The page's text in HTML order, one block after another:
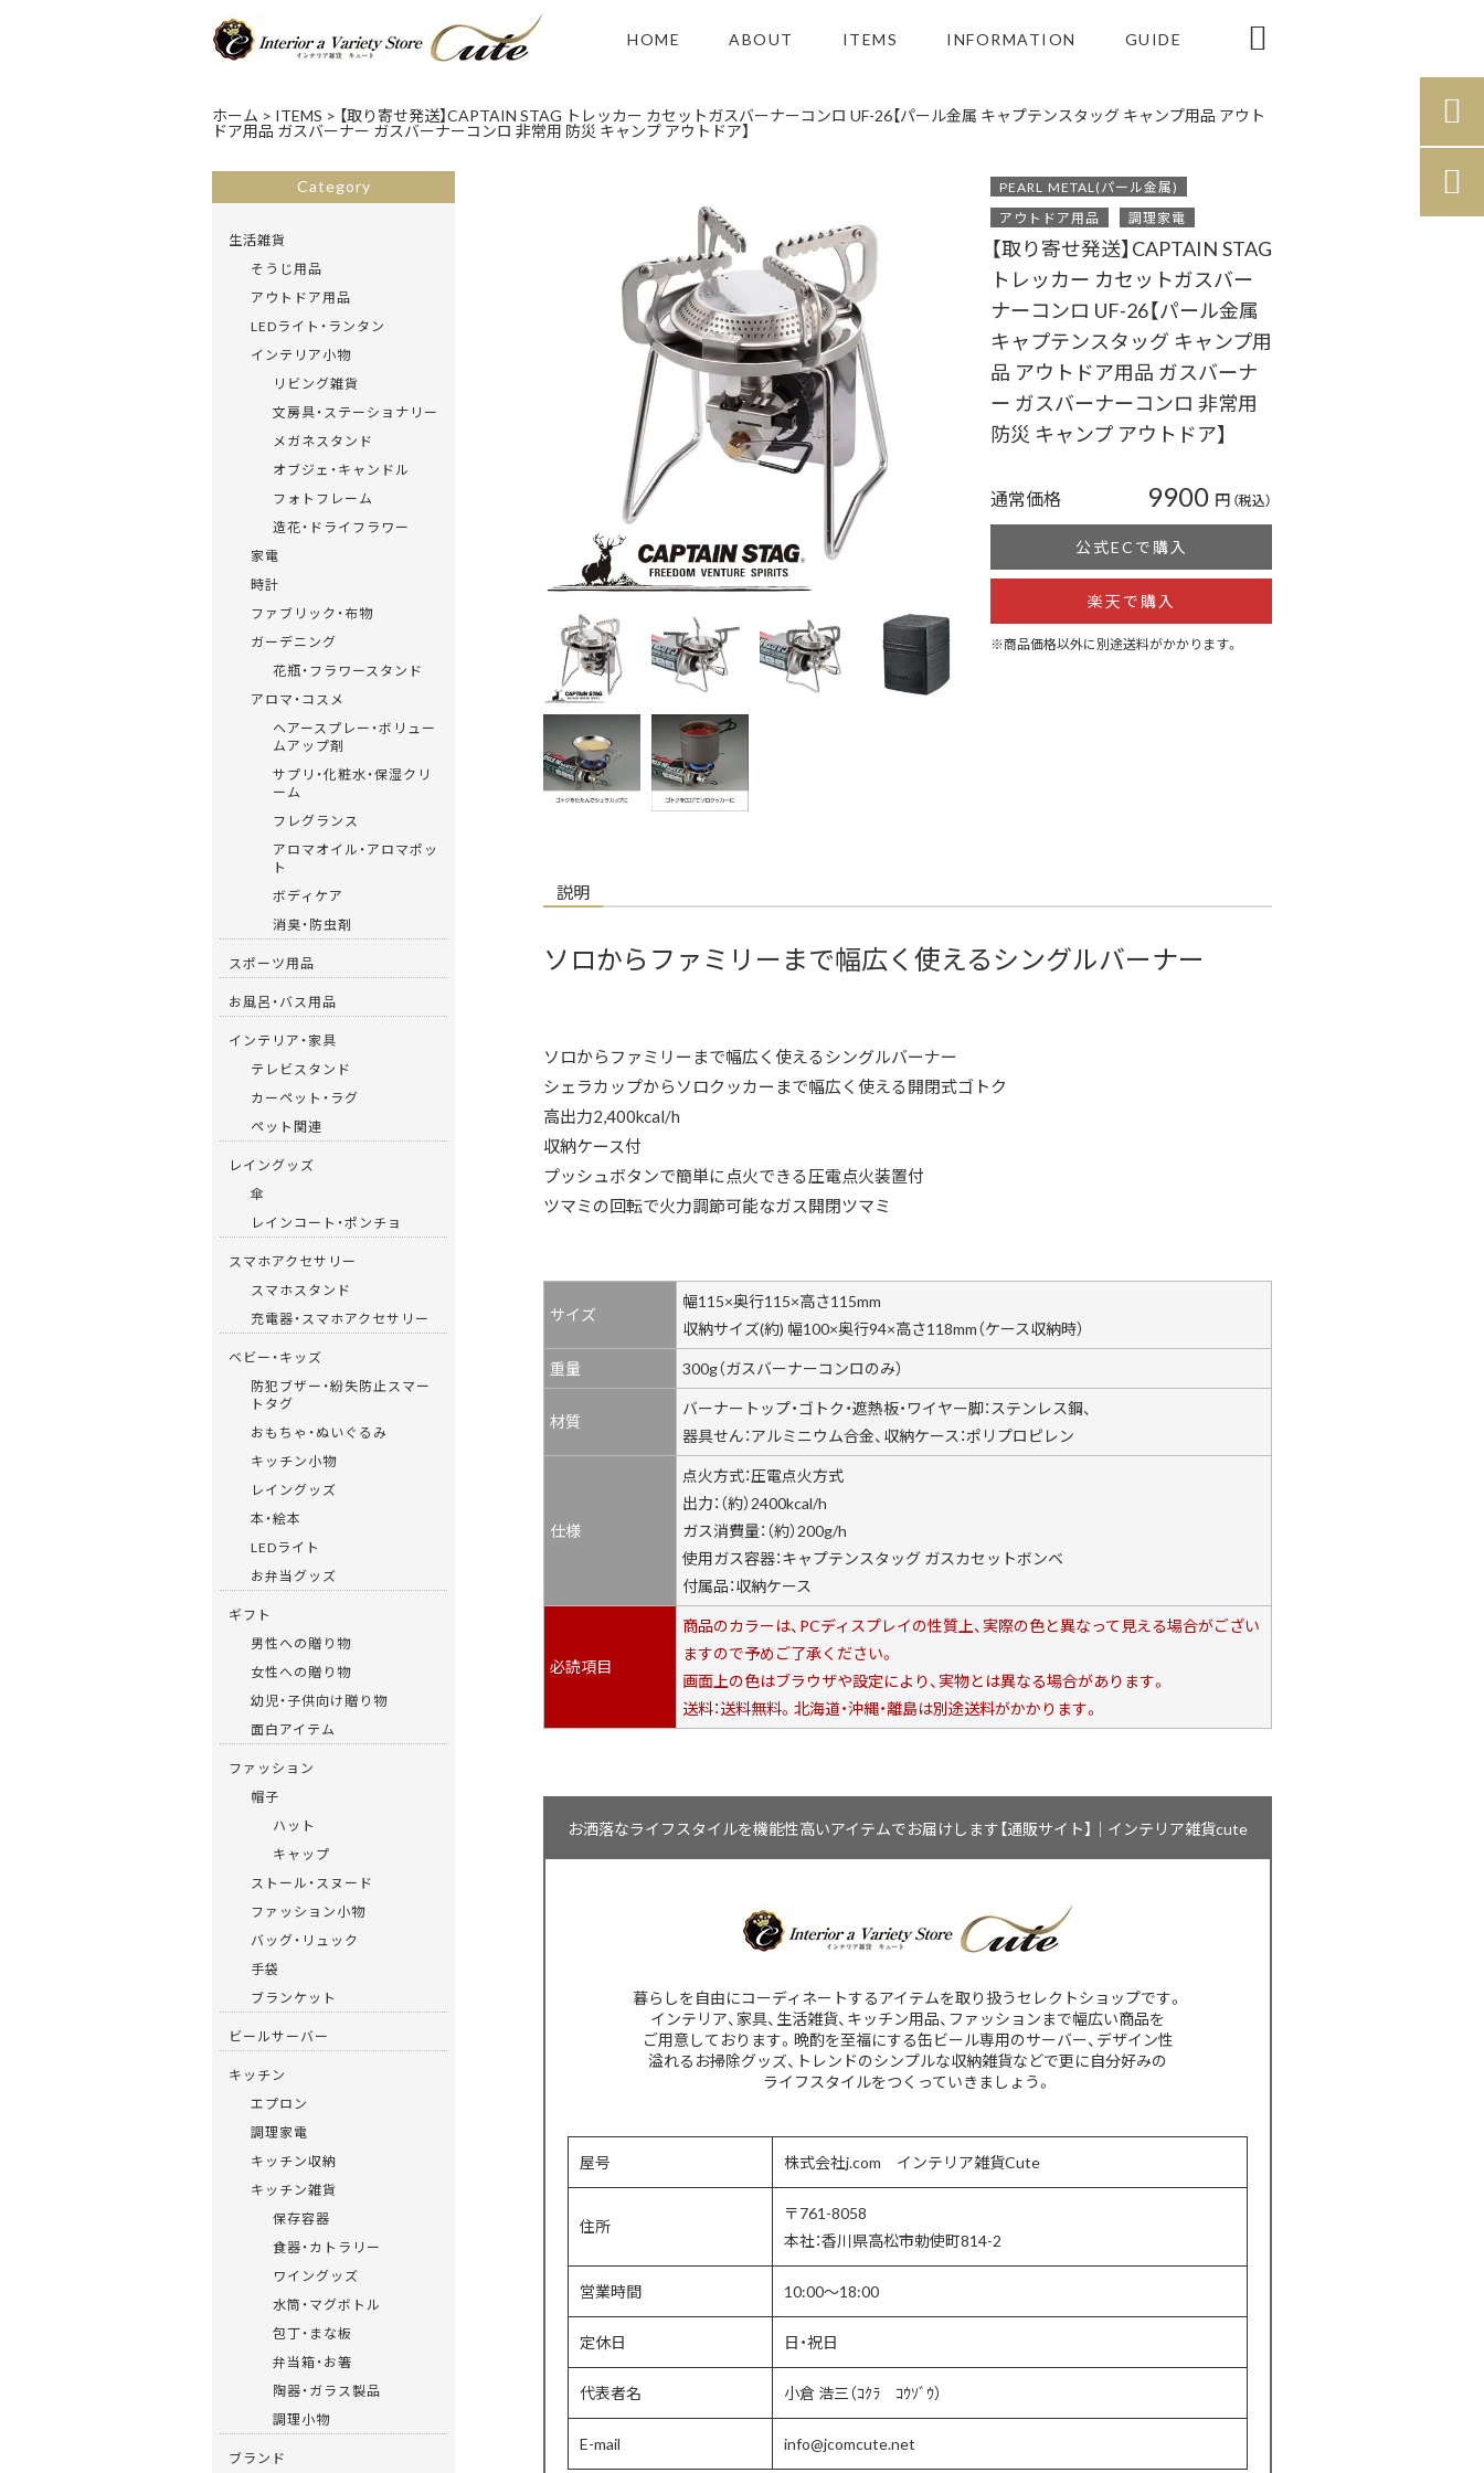
HOME ABOUT ITEMS INFORMATION GUIDE 
ホーム > ITEMS > 【取り寄せ発送】CAPTAIN STAG トレッカー カセットガスバーナーコンロ UF-26【パール金属 キャプテンスタッグ キャンプ用品 アウト
ドア用品 ガスバーナー ガスバーナーコンロ 非常用 防災 キャンプ アウトドア】
PEARL METAL(パール金属)
アウトドア用品
調理家電
【取り寄せ発送】CAPTAIN STAG
トレッカー カセットガスバー
ナーコンロ UF-26【パール金属
キャプテンスタッグ キャンプ用
品 アウトドア用品 ガスバーナ
ー ガスバーナーコンロ 非常用
防災 キャンプ アウトドア】
通常価格 9900 円 （税込）
公式ECで購入
楽天で購入
※商品価格以外に別途送料がかかります。
説明
ソロからファミリーまで幅広く使えるシングルバーナー
ソロからファミリーまで幅広く使えるシングルバーナー
シェラカップからソロクッカーまで幅広く使える開閉式ゴトク
高出力2,400kcal/h
収納ケース付
プッシュボタンで簡単に点火できる圧電点火装置付
ツマミの回転で火力調節可能なガス開閉ツマミ
サイズ
幅115×奥行115×高さ115mm
収納サイズ(約) 幅100×奥行94×高さ118mm（ケース収納時）
重量
300g（ガスバーナーコンロのみ）
材質
バーナートップ・ゴトク・遮熱板・ワイヤー脚：ステンレス鋼、
器具せん：アルミニウム合金、収納ケース：ポリプロピレン
仕様
点火方式：圧電点火方式
出力：（約）2400kcal/h
ガス消費量：（約）200g/h
使用ガス容器：キャプテンスタッグ ガスカセットボンベ
付属品：収納ケース
必読項目
商品のカラーは、PCディスプレイの性質上、実際の色と異なって見える場合がござい
ますので予めご了承ください。
画面上の色はブラウザや設定により、実物とは異なる場合があります。
送料：送料無料。北海道・沖縄・離島は別途送料がかかります。
お洒落なライフスタイルを機能性高いアイテムでお届けします【通販サイト】｜インテリア雑貨cute
暮らしを自由にコーディネートするアイテムを取り扱うセレクトショップです。
インテリア、家具、生活雑貨、キッチン用品、ファッションまで幅広い商品を
ご用意しております。晩酌を至福にする缶ビール専用のサーバー、デザイン性
溢れるお掃除グッズ、トレンドのシンプルな収納雑貨などで更に自分好みの
ライフスタイルをつくっていきましょう。
屋号 株式会社j.com インテリア雑貨Cute
住所
〒761-8058
本社：香川県高松市勅使町814-2
営業時間 10:00〜18:00
定休日 日・祝日
代表者名 小倉 浩三（ｺｸﾗ ｺｳｿﾞｳ）
E-mail info@jcomcute.net
Category
生活雑貨
そうじ用品
アウトドア用品
LEDライト・ランタン
インテリア小物
リビング雑貨
文房具・ステーショナリー
メガネスタンド
オブジェ・キャンドル
フォトフレーム
造花・ドライフラワー
家電
時計
ファブリック・布物
ガーデニング
花瓶・フラワースタンド
アロマ・コスメ
ヘアースプレー・ボリュー
ムアップ剤
サプリ・化粧水・保湿クリ
ーム
フレグランス
アロマオイル・アロマポッ
ト
ボディケア
消臭・防虫剤
スポーツ用品
お風呂・バス用品
インテリア・家具
テレビスタンド
カーペット・ラグ
ペット関連
レイングッズ
傘
レインコート・ポンチョ
スマホアクセサリー
スマホスタンド
充電器・スマホアクセサリー
ベビー・キッズ
防犯ブザー・紛失防止スマー
トタグ
おもちゃ・ぬいぐるみ
キッチン小物
レイングッズ
本・絵本
LEDライト
お弁当グッズ
ギフト
男性への贈り物
女性への贈り物
幼児・子供向け贈り物
面白アイテム
ファッション
帽子
ハット
キャップ
ストール・スヌード
ファッション小物
バッグ・リュック
手袋
ブランケット
ビールサーバー
キッチン
エプロン
調理家電
キッチン収納
キッチン雑貨
保存容器
食器・カトラリー
ワイングッズ
水筒・マグボトル
包丁・まな板
弁当箱・お箸
陶器・ガラス製品
調理小物
ブランド

